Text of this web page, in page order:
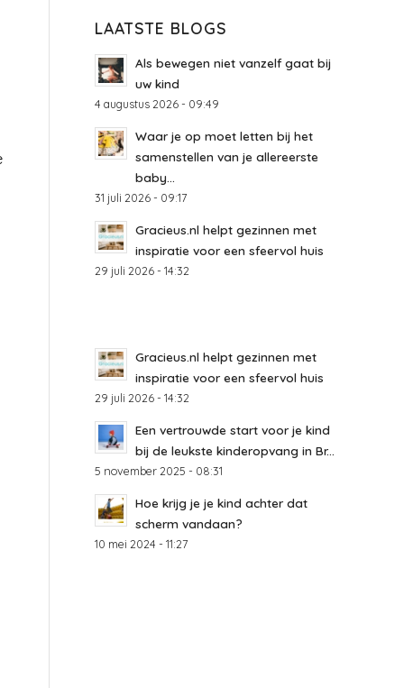
LAATSTE BLOGS
Als bewegen niet vanzelf gaat bij
uw kind
4 augustus 2026 - 09:49
Waar je op moet letten bij het
samenstellen van je allereerste
baby...
31 juli 2026 - 09:17
Gracieus.nl helpt gezinnen met
inspiratie voor een sfeervol huis
29 juli 2026 - 14:32
Gracieus.nl helpt gezinnen met
inspiratie voor een sfeervol huis
29 juli 2026 - 14:32
Een vertrouwde start voor je kind
bij de leukste kinderopvang in Br...
5 november 2025 - 08:31
Hoe krijg je je kind achter dat
scherm vandaan?
10 mei 2024 - 11:27